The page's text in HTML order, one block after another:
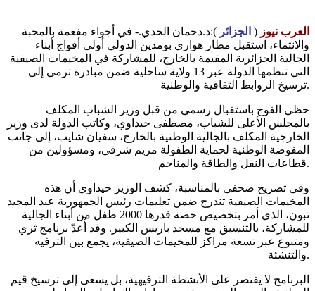
العرب نيوز ( الجزائر ):د.دحمان الحدي.- في أجواء مفعمة بالمحبة
والانتماء، استقبل مطار هواري بومدين الدولي أولى أفواج أبناء
الجالية الجزائرية المقيمة بالخارج، للمشاركة في المخيمات الصيفية
التي تنظمها الدولة عبر 13 ولاية ساحلية ضمن مبادرة ترمي إلى
ترسيخ الروابط الثقافية والوطنية.
حظي الفوج باستقبال رسمي من قبل وزير الشباب المكلف
بالمجلس الأعلى للشباب، مصطفى حيداوي، وكاتب الدولة لدى وزير
الخارجية المكلف بالجالية الوطنية بالخارج، سفيان شايب، إلى جانب
المفوضة الوطنية لحماية الطفولة مريم شرفي، ومسؤولين من
قطاعات النقل والطاقة والمناجم.
وفي تصريح صحفي بالمناسبة، كشف الوزير حيداوي أن هذه
المخيمات الصيفية تندرج ضمن تعليمات رئيس الجمهورية عبد المجيد
تبون، الذي أمر بتخصيص حصة قدرها 2000 طفل من أبناء الجالية
للمشاركة، بالتنسيق مع مسجد باريس الكبير. وقد أُعدّ برنامج ثري
ومتنوع عبر تسعة مراكز للمخيمات الصيفية، يجمع بين الترفيه
والتنشئة.
البرنامج لا يقتصر على الأنشطة الترفيهية، بل يسعى إلى ترسيخ قيم